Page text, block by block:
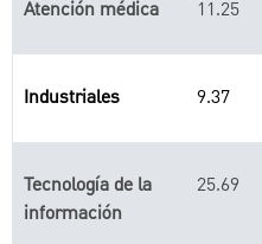
Atención médica 11.25
Industriales 9.37
Tecnología de la
información
25.69